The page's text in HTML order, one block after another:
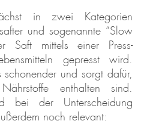
in zwei Kategorien
und sogenannte “Slow
Saft mittels einer Press-
gepresst wird.
und sorgt dafür,
enthalten sind.
bei der Unterscheidung
noch relevant: